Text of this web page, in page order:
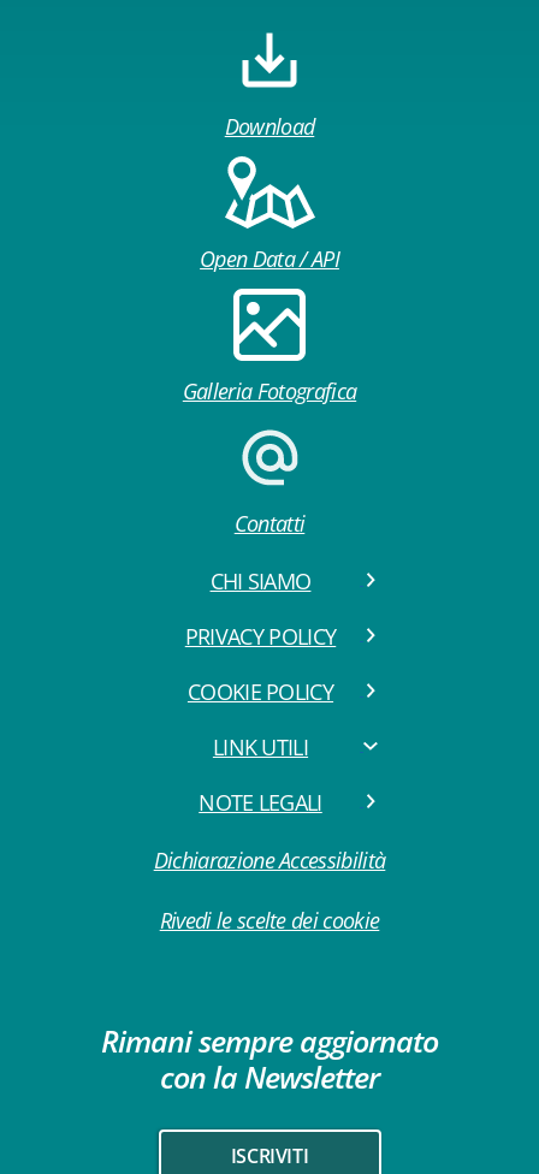
Download
Open Data / API
Galleria Fotografica
Contatti
CHI SIAMO
PRIVACY POLICY
COOKIE POLICY
LINK UTILI
NOTE LEGALI
Dichiarazione Accessibilità
Rivedi le scelte dei cookie
Rimani sempre aggiornato
con la Newsletter
ISCRIVITI